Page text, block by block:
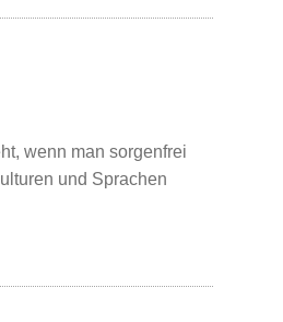
wenn man sorgenfrei
und Sprachen